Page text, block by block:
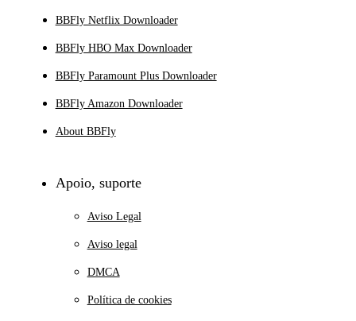
BBFly Netflix Downloader
BBFly HBO Max Downloader
BBFly Paramount Plus Downloader
BBFly Amazon Downloader
About BBFly
Apoio, suporte
Aviso Legal
Aviso legal
DMCA
Política de cookies